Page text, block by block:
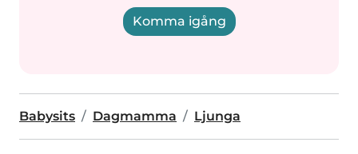
Komma igång
Babysits Dagmamma Ljunga